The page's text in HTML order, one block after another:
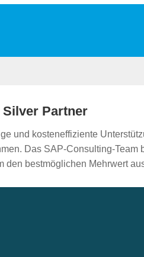
Partner
und kosteneffiziente
Das SAP-Consulting-Team
den bestmöglichen Mehrwert